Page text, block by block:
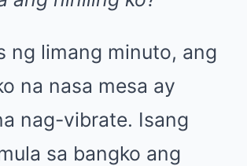
ng limang minuto, ang
na nasa mesa ay
nag-vibrate. Isang
sa bangko ang